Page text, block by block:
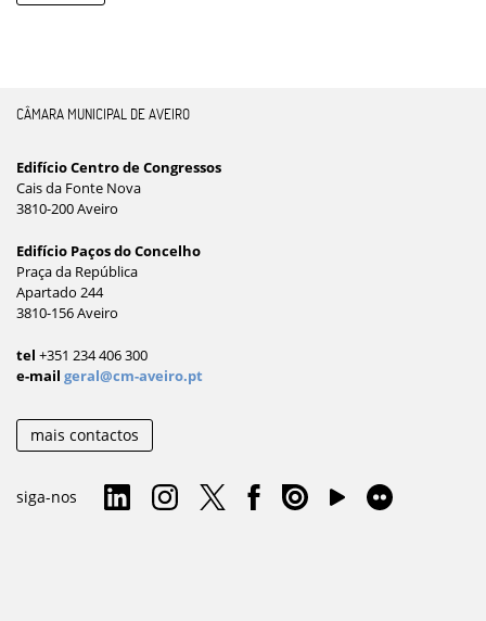
CÂMARA MUNICIPAL DE AVEIRO
Edifício Centro de Congressos
Cais da Fonte Nova
3810-200 Aveiro
Edifício Paços do Concelho
Praça da República
Apartado 244
3810-156 Aveiro
tel +351 234 406 300
e-mail geral@cm-aveiro.pt
mais contactos
siga-nos